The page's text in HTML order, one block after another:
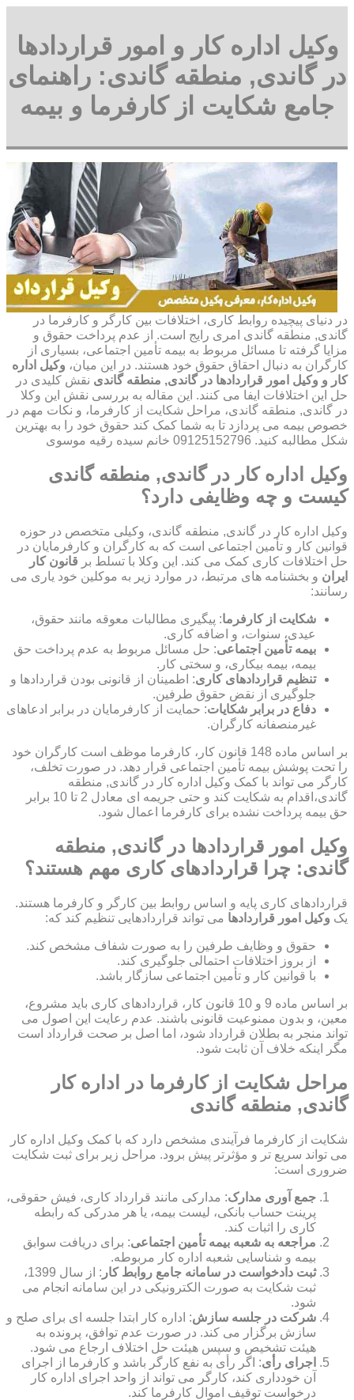
وکیل اداره کار و امور قراردادها
در گاندی, منطقه گاندی: راهنمای
جامع شکایت از کارفرما و بیمه
در دنیای پیچیده روابط کاری، اختلافات بین کارگر و کارفرما در
گاندی, منطقه گاندی امری رایج است. از عدم پرداخت حقوق و
مزایا گرفته تا مسائل مربوط به بیمه تأمین اجتماعی، بسیاری از
کارگران به دنبال احقاق حقوق خود هستند. در این میان، وکیل اداره
کار و وکیل امور قراردادها در گاندی, منطقه گاندی نقش کلیدی در
حل این اختلافات ایفا می کنند. این مقاله به بررسی نقش این وکلا
در گاندی, منطقه گاندی، مراحل شکایت از کارفرما، و نکات مهم در
خصوص بیمه می پردازد تا به شما کمک کند حقوق خود را به بهترین
شکل مطالبه کنید. 09125152796 خانم سیده رقیه موسوی
وکیل اداره کار در گاندی, منطقه گاندی
کیست و چه وظایفی دارد؟
وکیل اداره کار در گاندی, منطقه گاندی، وکیلی متخصص در حوزه
قوانین کار و تأمین اجتماعی است که به کارگران و کارفرمایان در
حل اختلافات کاری کمک می کند. این وکلا با تسلط بر قانون کار
ایران و بخشنامه های مرتبط، در موارد زیر به موکلین خود یاری می
رسانند:
شکایت از کارفرما: پیگیری مطالبات معوقه مانند حقوق،
عیدی، سنوات، و اضافه کاری.
بیمه تأمین اجتماعی: حل مسائل مربوط به عدم پرداخت حق
بیمه، بیمه بیکاری، و سختی کار.
تنظیم قراردادهای کاری: اطمینان از قانونی بودن قراردادها و
جلوگیری از نقض حقوق طرفین.
دفاع در برابر شکایات: حمایت از کارفرمایان در برابر ادعاهای
غیرمنصفانه کارگران.
بر اساس ماده 148 قانون کار، کارفرما موظف است کارگران خود
را تحت پوشش بیمه تأمین اجتماعی قرار دهد. در صورت تخلف،
کارگر می تواند با کمک وکیل اداره کار در گاندی, منطقه
گاندی،اقدام به شکایت کند و حتی جریمه ای معادل 2 تا 10 برابر
حق بیمه پرداخت نشده برای کارفرما اعمال شود.
وکیل امور قراردادها در گاندی, منطقه
گاندی: چرا قراردادهای کاری مهم هستند؟
قراردادهای کاری پایه و اساس روابط بین کارگر و کارفرما هستند.
یک وکیل امور قراردادها می تواند قراردادهایی تنظیم کند که:
حقوق و وظایف طرفین را به صورت شفاف مشخص کند.
از بروز اختلافات احتمالی جلوگیری کند.
با قوانین کار و تأمین اجتماعی سازگار باشد.
بر اساس ماده 9 و 10 قانون کار، قراردادهای کاری باید مشروع،
معین، و بدون ممنوعیت قانونی باشند. عدم رعایت این اصول می
تواند منجر به بطلان قرارداد شود، اما اصل بر صحت قرارداد است
مگر اینکه خلاف آن ثابت شود.
مراحل شکایت از کارفرما در اداره کار
گاندی, منطقه گاندی
شکایت از کارفرما فرآیندی مشخص دارد که با کمک وکیل اداره کار
می تواند سریع تر و مؤثرتر پیش برود. مراحل زیر برای ثبت شکایت
ضروری است:
جمع آوری مدارک: مدارکی مانند قرارداد کاری، فیش حقوقی،
پرینت حساب بانکی، لیست بیمه، یا هر مدرکی که رابطه
کاری را اثبات کند.
مراجعه به شعبه بیمه تأمین اجتماعی: برای دریافت سوابق
بیمه و شناسایی شعبه اداره کار مربوطه.
ثبت دادخواست در سامانه جامع روابط کار
: از سال 1399،
ثبت شکایت به صورت الکترونیکی در این سامانه انجام می
شود.
شرکت در جلسه سازش: اداره کار ابتدا جلسه ای برای صلح و
سازش برگزار می کند. در صورت عدم توافق، پرونده به
هیئت تشخیص و سپس هیئت حل اختلاف ارجاع می شود.
اجرای رأی: اگر رأی به نفع کارگر باشد و کارفرما از اجرای
آن خودداری کند، کارگر می تواند از واحد اجرای اداره کار
درخواست توقیف اموال کارفرما کند.